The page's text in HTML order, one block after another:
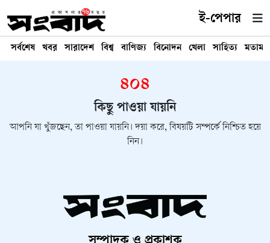
ই-পেপার
সর্বশেষ খবর সারাদেশ বিশ্ব বাণিজ্য বিনোদন খেলা সাহিত্য মতামত
৪০৪
কিছু পাওয়া যায়নি
আপনি যা খুঁজছেন, তা পাওয়া যায়নি। দয়া করে, বিষয়টি সম্পর্কে নিশ্চিত হয়ে
নিন।